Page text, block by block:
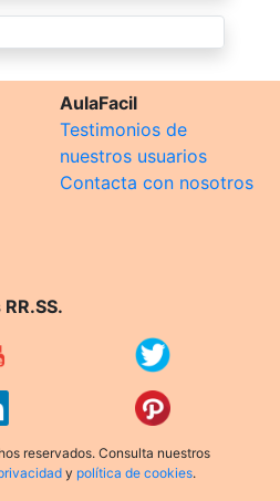
AulaFacil
Testimonios de
nuestros usuarios
Contacta con nosotros
reservados. Consulta nuestros
y política de cookies.